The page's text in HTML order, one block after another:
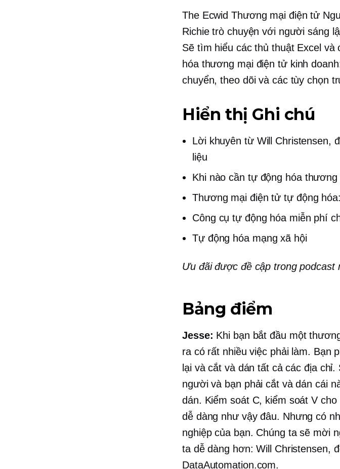
The EcwidThương mại điện tử
Richie trò chuyện với người sáng
Sẽ tìm hiểu các thủ thuật Excel
hóa thương mại điện tửkinh
chuyển, theo dõi và các tùy chọn
Hiển thị Ghi chú
Lời khuyên từ Will Christensen,
liệu
Khi nào cần tự động hóa thương
Thương mại điện tử tự động
Công cụ tự động hóa miễn phí
Tự động hóa mạng xã hội
Ưu đãi được đề cập trong podcast
Bảng điểm
Jesse: Khi bạn bắt đầu một
ra có rất nhiều việc phải làm. Bạn
lại và cắt và dán tất cả các địa
người và bạn phải cắt và dán cái
dán. Kiểm soát C, kiểm soát V
dễ dàng như vậy đâu. Nhưng có
nghiệp của bạn. Chúng ta sẽ mời
ta dễ dàng hơn: Will Christensen,
DataAutomation.com.